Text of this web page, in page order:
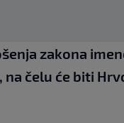
zakona
na čelu će biti